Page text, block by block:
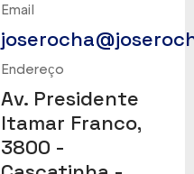
Email
Endereço
Av. Presidente
Itamar Franco,
3800 -